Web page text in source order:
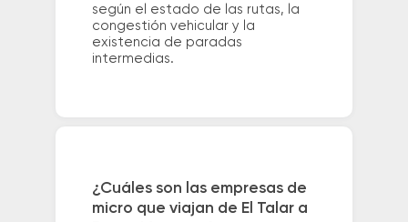
según el estado de las rutas, la
congestión vehicular y la
existencia de paradas
intermedias.
¿Cuáles son las empresas de
micro que viajan de El Talar a